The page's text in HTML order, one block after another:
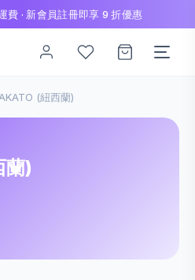
· 新會員註冊即享 9 折優惠
(紐西蘭)
蘭)